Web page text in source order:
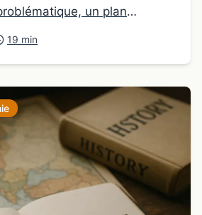
un plan
précis.
19 min